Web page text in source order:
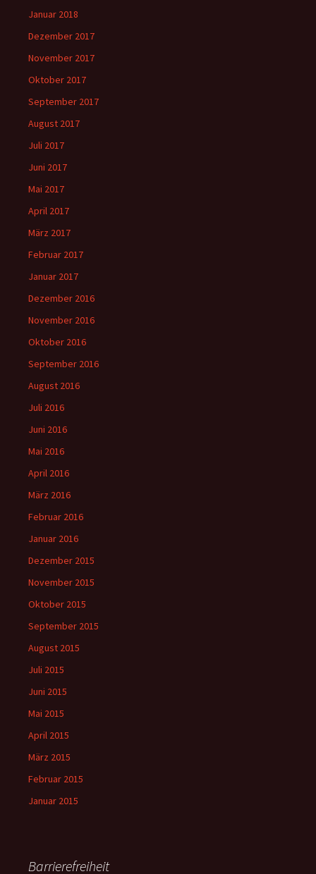
Januar 2018
Dezember 2017
November 2017
Oktober 2017
September 2017
August 2017
Juli 2017
Juni 2017
Mai 2017
April 2017
März 2017
Februar 2017
Januar 2017
Dezember 2016
November 2016
Oktober 2016
September 2016
August 2016
Juli 2016
Juni 2016
Mai 2016
April 2016
März 2016
Februar 2016
Januar 2016
Dezember 2015
November 2015
Oktober 2015
September 2015
August 2015
Juli 2015
Juni 2015
Mai 2015
April 2015
März 2015
Februar 2015
Januar 2015
Barrierefreiheit